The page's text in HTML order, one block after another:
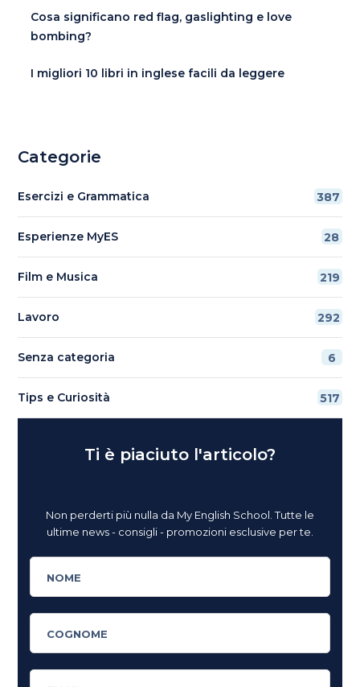
Cosa significano red flag, gaslighting e love
bombing?
I migliori 10 libri in inglese facili da leggere
Categorie
Esercizi e Grammatica 387
Esperienze MyES 28
Film e Musica 219
Lavoro 292
Senza categoria 6
Tips e Curiosità 517
Ti è piaciuto l'articolo?
Non perderti più nulla da My English School. Tutte le
ultime news - consigli - promozioni esclusive per te.